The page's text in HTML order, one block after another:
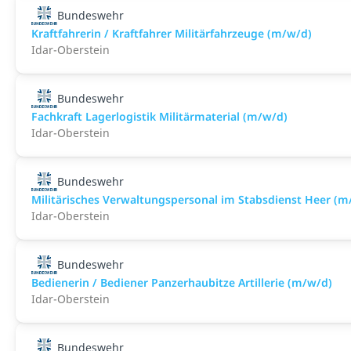
Bundeswehr
Kraftfahrerin / Kraftfahrer Militärfahrzeuge (m/w/d)
Idar-Oberstein
Bundeswehr
Fachkraft Lagerlogistik Militärmaterial (m/w/d)
Idar-Oberstein
Bundeswehr
Militärisches Verwaltungspersonal im Stabsdienst Heer
Idar-Oberstein
Bundeswehr
Bedienerin / Bediener Panzerhaubitze Artillerie (m/w/d)
Idar-Oberstein
Bundeswehr